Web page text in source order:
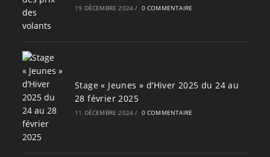
19 DÉCEMBRE 2024 / 0 COMMENTAIRE
Stage « Jeunes » d’Hiver 2025 du 24 au
28 février 2025
11 DÉCEMBRE 2024 / 0 COMMENTAIRE